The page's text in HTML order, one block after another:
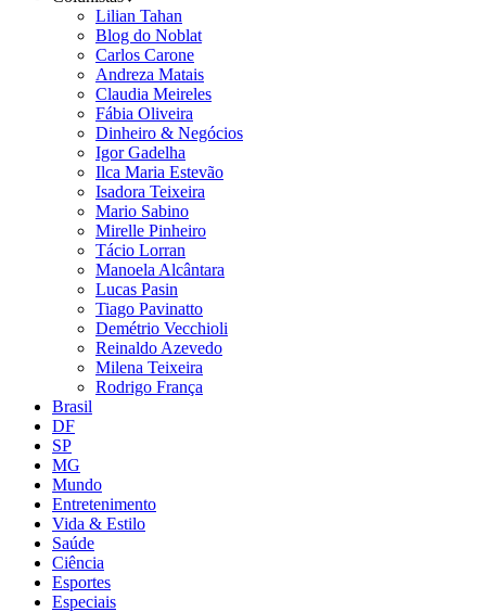
Lilian Tahan
Blog do Noblat
Carlos Carone
Andreza Matais
Claudia Meireles
Fábia Oliveira
Dinheiro & Negócios
Igor Gadelha
Ilca Maria Estevão
Isadora Teixeira
Mario Sabino
Mirelle Pinheiro
Tácio Lorran
Manoela Alcântara
Lucas Pasin
Tiago Pavinatto
Demétrio Vecchioli
Reinaldo Azevedo
Milena Teixeira
Rodrigo França
Brasil
DF
SP
MG
Mundo
Entretenimento
Vida & Estilo
Saúde
Ciência
Esportes
Especiais